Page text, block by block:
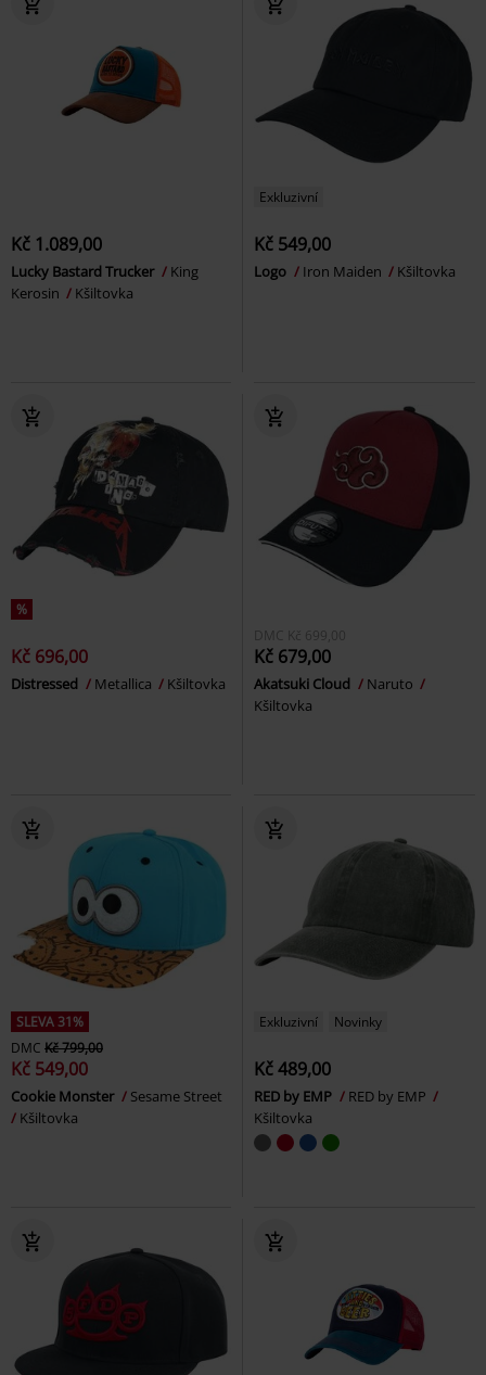
Kč 1.089,00
Lucky Bastard Trucker
King
Kerosin
Kšiltovka
Exkluzivní
Kč 549,00
Logo Iron Maiden Kšiltovka
%
Kč 696,00
Distressed Metallica Kšiltovka
DMC Kč 699,00
Kč 679,00
Akatsuki Cloud
Naruto
Kšiltovka
SLEVA 31%
DMC Kč 799,00
Kč 549,00
Cookie Monster
Sesame Street
Kšiltovka
Exkluzivní Novinky
Kč 489,00
RED by EMP
RED by EMP
Kšiltovka